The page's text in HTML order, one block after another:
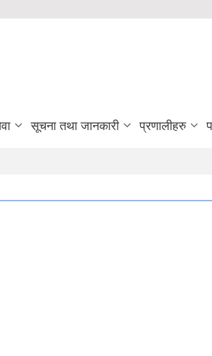
सूचना तथा जानकारी प्रणालीहरु